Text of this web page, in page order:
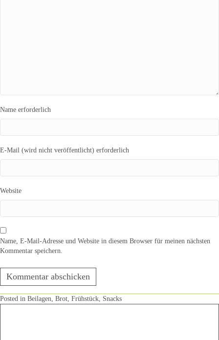
Name erforderlich
E-Mail (wird nicht veröffentlicht) erforderlich
Website
Name, E-Mail-Adresse und Website in diesem Browser für meinen nächsten
Kommentar speichern.
Posted in Beilagen, Brot, Frühstück, Snacks